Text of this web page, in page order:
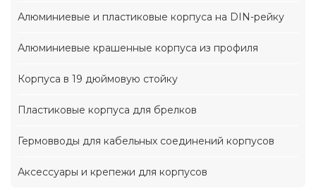
Алюминиевые и пластиковые корпуса на DIN-рейку
Алюминиевые крашенные корпуса из профиля
Корпуса в 19 дюймовую стойку
Пластиковые корпуса для брелков
Гермовводы для кабельных соединений корпусов
Аксессуары и крепежи для корпусов